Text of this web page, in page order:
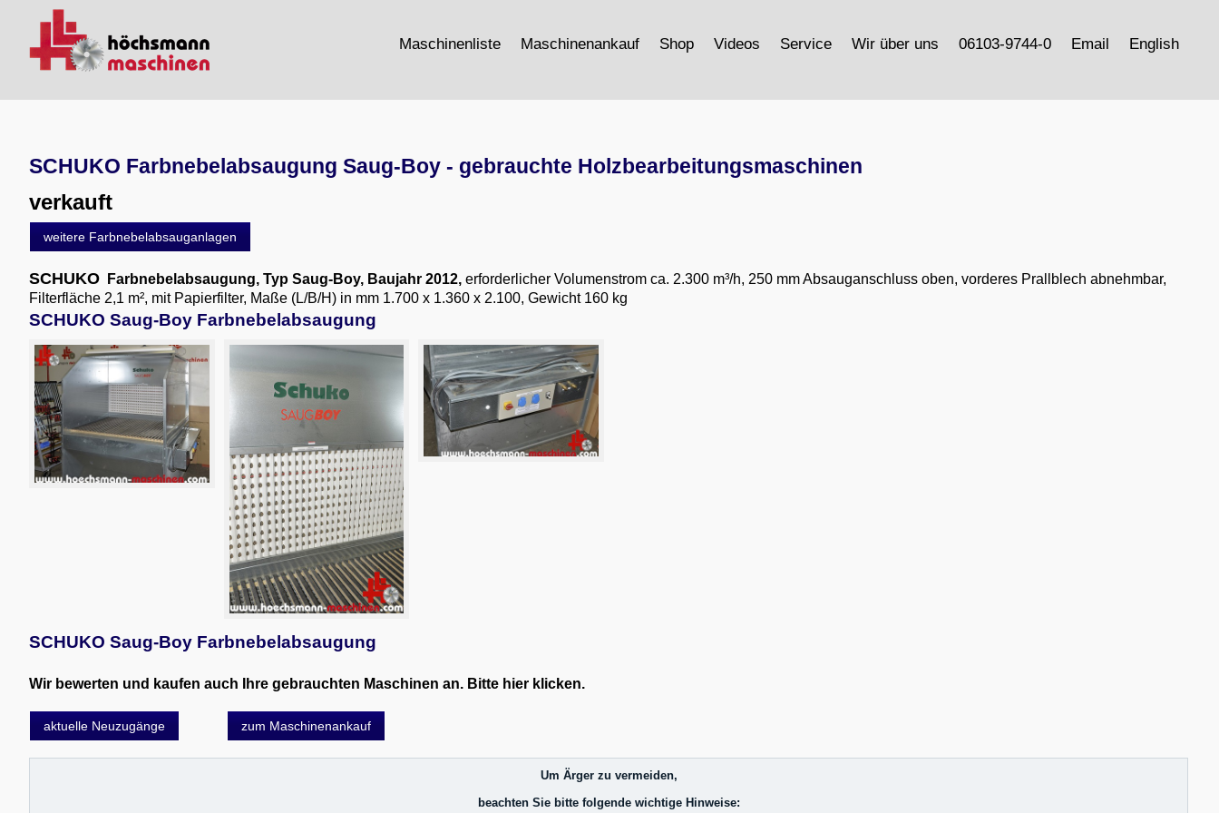
Maschinenliste Maschinenankauf Shop Videos Service Wir über uns 06103-9744-0 Email English
SCHUKO Farbnebelabsaugung Saug-Boy - gebrauchte Holzbearbeitungsmaschinen
verkauft
weitere Farbnebelabsauganlagen
SCHUKO Farbnebelabsaugung, Typ Saug-Boy, Baujahr 2012, erforderlicher Volumenstrom ca. 2.300 m³/h, 250 mm Absauganschluss oben, vorderes Prallblech abnehmbar,
Filterfläche 2,1 m², mit Papierfilter, Maße (L/B/H) in mm 1.700 x 1.360 x 2.100, Gewicht 160 kg
SCHUKO Saug-Boy Farbnebelabsaugung
SCHUKO Saug-Boy Farbnebelabsaugung
Wir bewerten und kaufen auch Ihre gebrauchten Maschinen an. Bitte hier klicken.
aktuelle Neuzugänge zum Maschinenankauf
Um Ärger zu vermeiden,
beachten Sie bitte folgende wichtige Hinweise: